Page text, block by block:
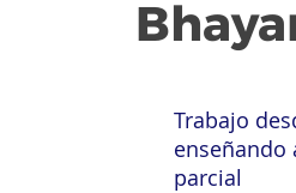
Trabajo
enseñando
parcial